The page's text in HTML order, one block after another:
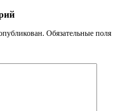
Обязательные поля